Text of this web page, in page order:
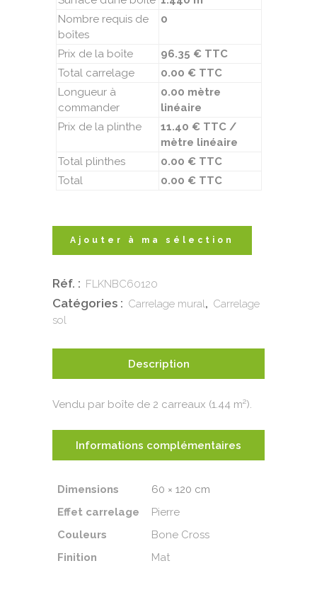
Nombre requis de
boîtes
0
Prix de la boîte
96.35 € TTC
Total carrelage
0.00 € TTC
Longueur à
commander
0.00 mètre
linéaire
Prix de la plinthe
11.40 € TTC /
mètre linéaire
Total plinthes
0.00 € TTC
Total
0.00 € TTC
Ajouter à ma sélection
Réf. : FLKNBC60120
Catégories : Carrelage mural, Carrelage
sol
Description
Vendu par boîte de 2 carreaux (1.44 m²).
Informations complémentaires
Dimensions
60 × 120 cm
Effet carrelage
Pierre
Couleurs
Bone Cross
Finition
Mat